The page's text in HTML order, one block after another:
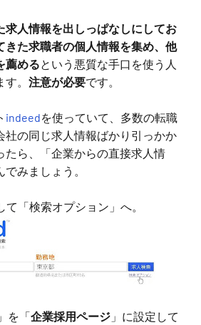
求人情報を出しっぱなしにしてお
きた求職者の個人情報を集め、他
薦めるという悪質な手口を使う人
。 注意が必要です。
indeedを使っていて、多数の転職
社の同じ求人情報ばかり引っかか
たら、「企業からの直接求人情
みましょう。
て「検索オプション」へ。
」を「企業採用ページ 」に設定して